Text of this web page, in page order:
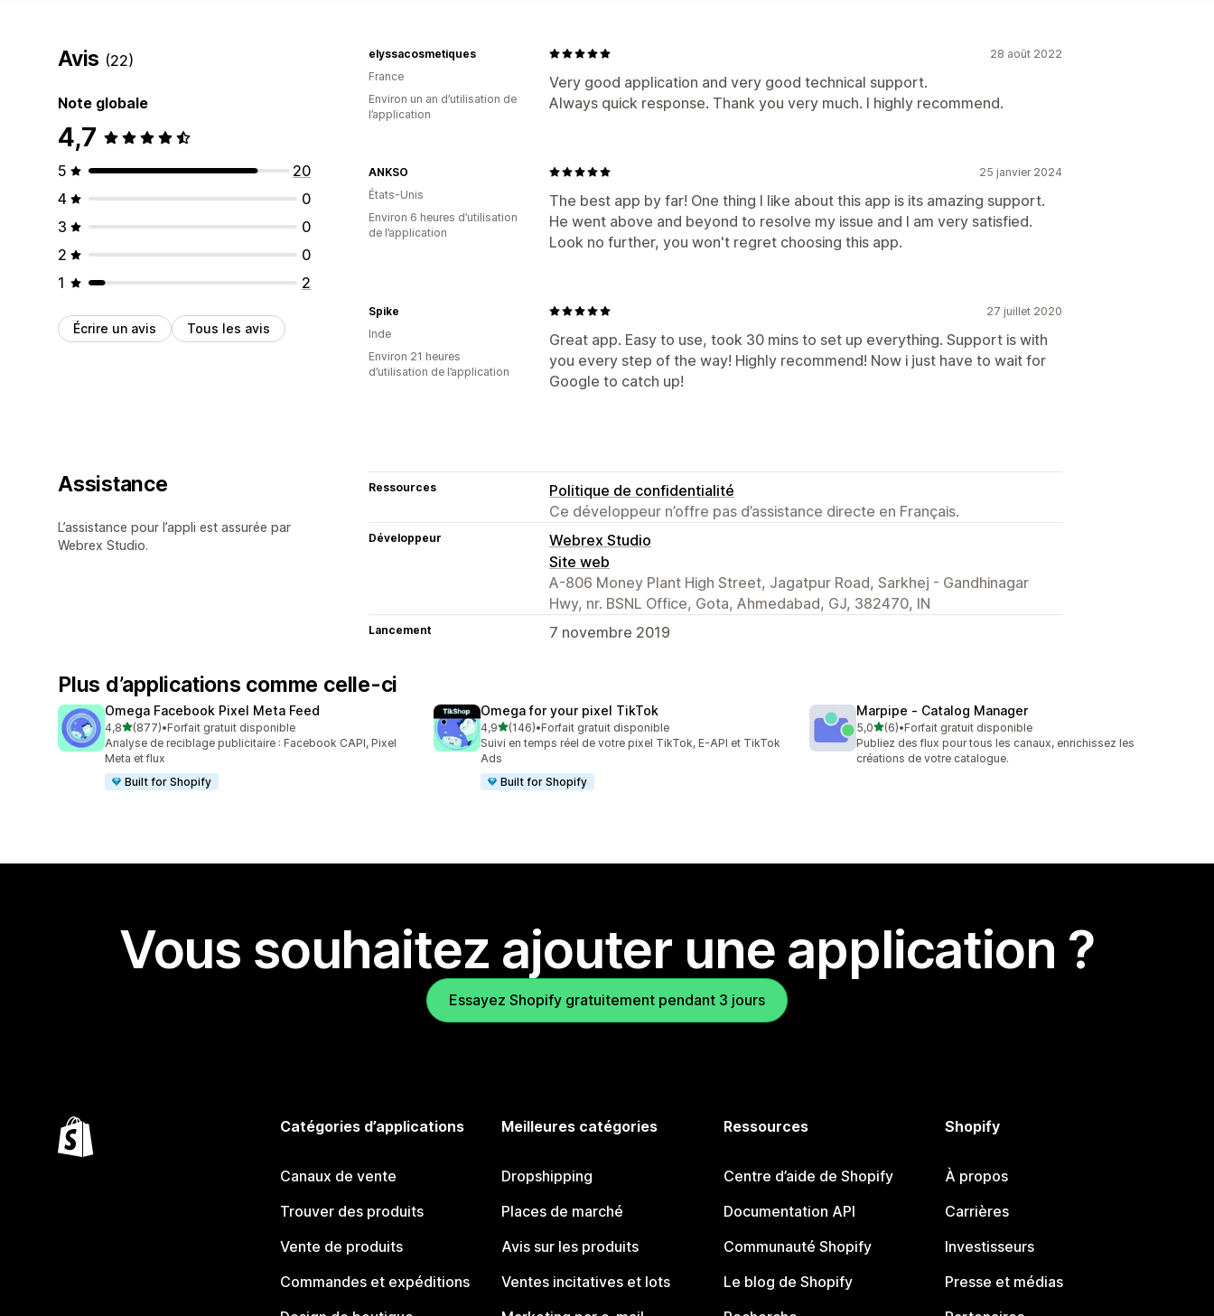
Avis (22)
Note globale
4,7
5
20
4
0
3
0
2
0
1
2
Écrire un avis Tous les avis
28 août 2022
Very good application and very good technical support.
Always quick response. Thank you very much. I highly recommend.
elyssacosmetiques
France
Environ un an d’utilisation de
l’application
25 janvier 2024
The best app by far! One thing I like about this app is its amazing support.
He went above and beyond to resolve my issue and I am very satisfied.
Look no further, you won't regret choosing this app.
ANKSO
États-Unis
Environ 6 heures d’utilisation
de l’application
27 juillet 2020
Great app. Easy to use, took 30 mins to set up everything. Support is with
you every step of the way! Highly recommend! Now i just have to wait for
Google to catch up!
Spike
Inde
Environ 21 heures
d’utilisation de l’application
Assistance
L’assistance pour l’appli est assurée par
Webrex Studio.
Ressources
Politique de confidentialité
Ce développeur n’offre pas d’assistance directe en Français.
Développeur
Webrex Studio
Site web
A-806 Money Plant High Street, Jagatpur Road, Sarkhej - Gandhinagar
Hwy, nr. BSNL Office, Gota, Ahmedabad, GJ, 382470, IN
Lancement 7 novembre 2019
Plus d’applications comme celle-ci
Omega Facebook Pixel Meta Feed
4,8étoile(s) sur 5
(877)
877 avis au total
•Forfait gratuit disponible
Analyse de reciblage publicitaire : Facebook CAPI, Pixel
Meta et flux
Built for Shopify
Omega for your pixel TikTok
4,9étoile(s) sur 5
(146)
146 avis au total
•Forfait gratuit disponible
Suivi en temps réel de votre pixel TikTok, E-API et TikTok
Ads
Built for Shopify
Marpipe ‑ Catalog Manager
5,0étoile(s) sur 5
(6)
6 avis au total
•Forfait gratuit disponible
Publiez des flux pour tous les canaux, enrichissez les
créations de votre catalogue.
Vous souhaitez ajouter une application ?
Essayez Shopify gratuitement pendant 3 jours
Catégories d’applications
Canaux de vente
Trouver des produits
Vente de produits
Commandes et expéditions
Meilleures catégories
Dropshipping
Places de marché
Avis sur les produits
Ventes incitatives et lots
Ressources
Centre d’aide de Shopify
Documentation API
Communauté Shopify
Le blog de Shopify
Shopify
À propos
Carrières
Investisseurs
Presse et médias